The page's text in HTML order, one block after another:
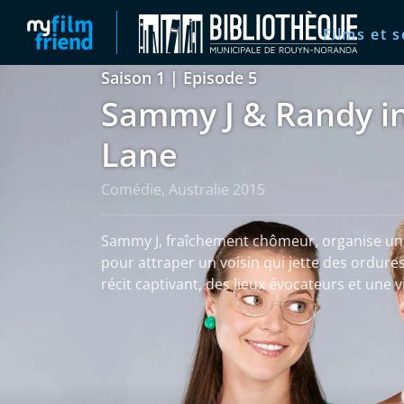
Films et
Saison 1 | Episode 5
Sammy J & Randy
Lane
Comédie, Australie 2015
Sammy J, fraîchement chômeur, organise
pour attraper un voisin qui jette des
récit captivant, des lieux évocateurs et une